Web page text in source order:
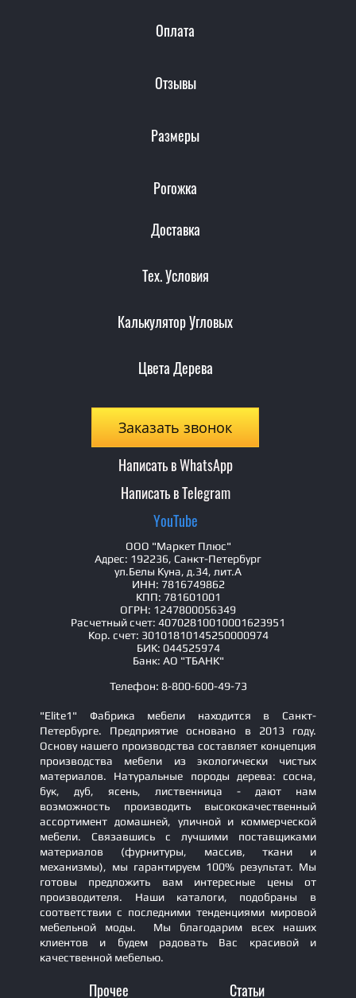
Оплата
Отзывы
Размеры
Рогожка
Доставка
Тех. Условия
Калькулятор Угловых
Цвета Дерева
Заказать звонок
Написать в WhatsApp
Написать в Telegram
YouTube
ООО "Маркет Плюс"
Адрес: 192236, Санкт-Петербург
ул.Белы Куна, д.34, лит.А
ИНН: 7816749862
КПП: 781601001
ОГРН: 1247800056349
Расчетный счет: 40702810010001623951
Кор. счет: 30101810145250000974
БИК: 044525974
Банк: АО "ТБАНК"
Телефон: 8-800-600-49-73
"Elite1" Фабрика мебели находится в Санкт-
Петербурге. Предприятие основано в 2013 году.
Основу нашего производства составляет концепция
производства мебели из экологически чистых
материалов. Натуральные породы дерева: сосна,
бук, дуб, ясень, лиственница - дают нам
возможность производить высококачественный
ассортимент домашней, уличной и коммерческой
мебели. Связавшись с лучшими поставщиками
материалов (фурнитуры, массив, ткани и
механизмы), мы гарантируем 100% результат. Мы
готовы предложить вам интересные цены от
производителя. Наши каталоги, подобраны в
соответствии с последними тенденциями мировой
мебельной моды. Мы благодарим всех наших
клиентов и будем радовать Вас красивой и
качественной мебелью.
Прочее Статьи